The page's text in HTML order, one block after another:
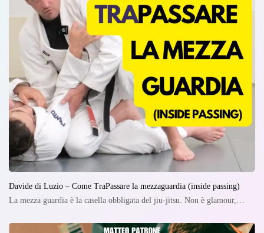
Davide di Luzio – Come TraPassare la mezzaguardia (inside passing)
La mezza guardia è la casella obbligata del jiu-jitsu. Non è glamour,…